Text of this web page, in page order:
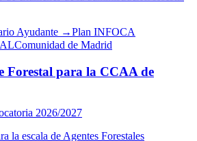
Ayudante →Plan INFOCA
Comunidad de Madrid
Forestal para la CCAA de
2026/2027
la escala de Agentes Forestales